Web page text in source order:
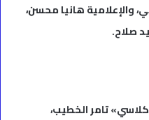
والإعلامية هانيا محسن،
صلاح.
تامر الخطيب،